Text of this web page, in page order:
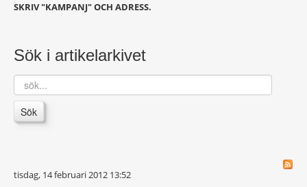
SKRIV "KAMPANJ" OCH ADRESS.
Sök i artikelarkivet
sök...
Sök
tisdag, 14 februari 2012 13:52